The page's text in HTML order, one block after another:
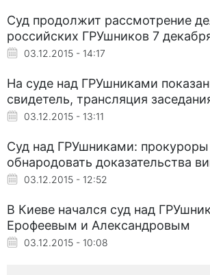
Суд продолжит рассмотрение
российских ГРУшников 7
03.12.2015 - 14:17
На суде над ГРУшниками
свидетель, трансляция
03.12.2015 - 13:11
Суд над ГРУшниками: прокуроры
обнародовать доказательства
03.12.2015 - 12:52
В Киеве начался суд над
Ерофеевым и Александровым
03.12.2015 - 10:08